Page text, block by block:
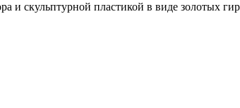
скульптурной пластикой в виде золотых